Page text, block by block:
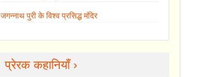
जगन्नाथ पुरी के विश्व प्रसिद्ध मंदिर
प्रेरक कहानियाँ ›